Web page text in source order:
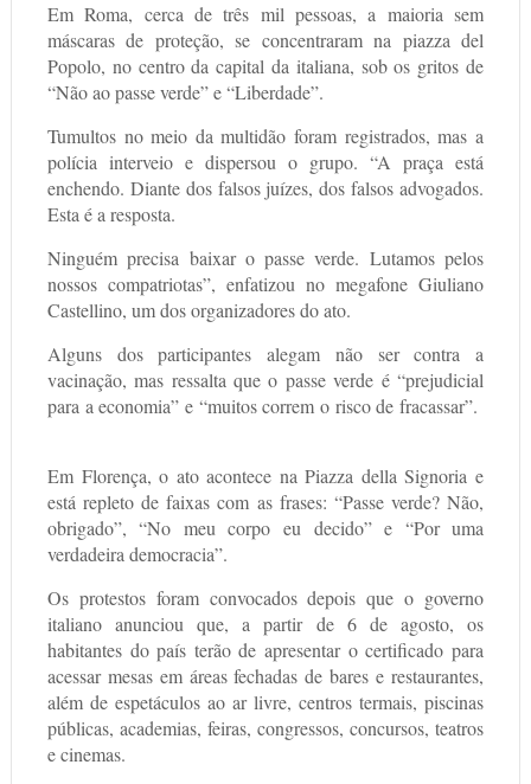
Em Roma, cerca de três mil pessoas, a maioria sem
máscaras de proteção, se concentraram na piazza del
Popolo, no centro da capital da italiana, sob os gritos de
“Não ao passe verde” e “Liberdade”.
Tumultos no meio da multidão foram registrados, mas a
polícia interveio e dispersou o grupo. “A praça está
enchendo. Diante dos falsos juízes, dos falsos advogados.
Esta é a resposta.
Ninguém precisa baixar o passe verde. Lutamos pelos
nossos compatriotas”, enfatizou no megafone Giuliano
Castellino, um dos organizadores do ato.
Alguns dos participantes alegam não ser contra a
vacinação, mas ressalta que o passe verde é “prejudicial
para a economia” e “muitos correm o risco de fracassar”.
Em Florença, o ato acontece na Piazza della Signoria e
está repleto de faixas com as frases: “Passe verde? Não,
obrigado”, “No meu corpo eu decido” e “Por uma
verdadeira democracia”.
Os protestos foram convocados depois que o governo
italiano anunciou que, a partir de 6 de agosto, os
habitantes do país terão de apresentar o certificado para
acessar mesas em áreas fechadas de bares e restaurantes,
além de espetáculos ao ar livre, centros termais, piscinas
públicas, academias, feiras, congressos, concursos, teatros
e cinemas.